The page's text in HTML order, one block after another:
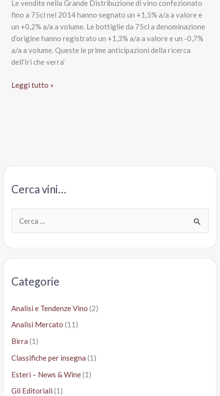
Gdo
Le vendite nella Grande Distribuzione di vino confezionato
fino a 75cl nel 2014 hanno segnato un +1,5% a/a a valore e
un +0,2% a/a a volume. Le bottiglie da 75cl a denominazione
d’origine hanno registrato un +1,3% a/a a valore e un -0,7%
a/a a volume. Queste le prime anticipazioni della ricerca
dell’Iri che verra’
Crescono
Leggi tutto »
Cerca vini…
Categorie
Analisi e Tendenze Vino (2)
Analisi Mercato (11)
Birra (1)
Classifiche per insegna (1)
Esteri – News & Wine(1)
Gli Editoriali (1)